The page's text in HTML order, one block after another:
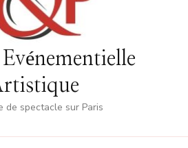
de spectacle sur Paris